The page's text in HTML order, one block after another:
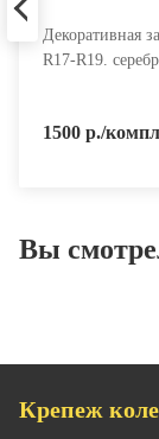
Декоративная
R17-R19.
1500 р./
Вы
Крепеж